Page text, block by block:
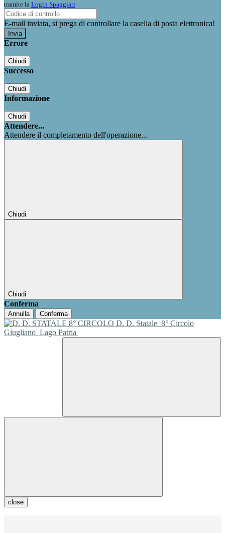
tramite la Login Spaggiari
E-mail inviata, si prega di controllare la casella di posta elettronica!
Errore
Chiudi
Successo
Chiudi
Informazione
Chiudi
Attendere...
Attendere il completamento dell'operazione...
Chiudi
Chiudi
Conferma
Annulla Conferma
D. D. Statale 8° Circolo
Giugliano Lago Patria
close